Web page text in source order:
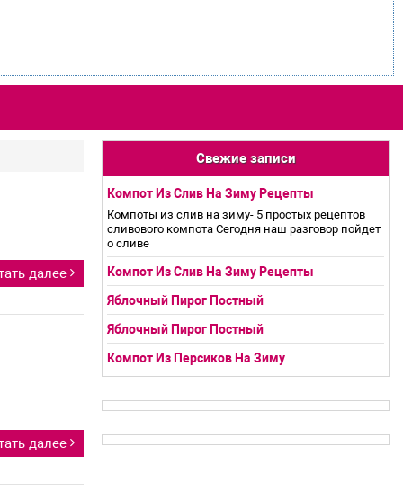
далее
далее
Свежие записи
Компот Из Слив На Зиму Рецепты
Компоты из слив на зиму- 5 простых рецептов
сливового компота Сегодня наш разговор пойдет
о сливе
Компот Из Слив На Зиму Рецепты
Яблочный Пирог Постный
Яблочный Пирог Постный
Компот Из Персиков На Зиму